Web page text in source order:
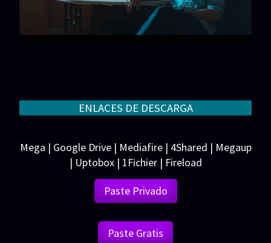
ENLACES DE DESCARGA
Mega | Google Drive | Mediafire | 4Shared | Megaup
| Uptobox | 1Fichier | Fireload
Paste Privado
Paste Gratis